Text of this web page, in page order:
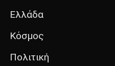
Ελλάδα
Κόσμος
Πολιτική